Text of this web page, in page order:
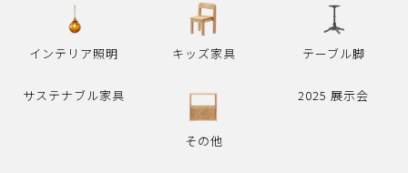
インテリア照明 キッズ家具 テーブル脚
サステナブル家具
その他
2025 展示会